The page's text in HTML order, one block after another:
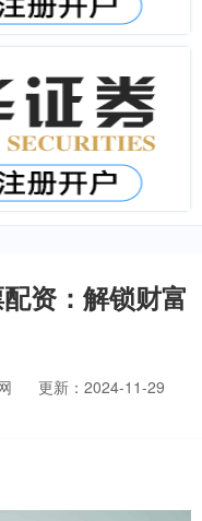
资：解锁财富
更新：2024-11-29